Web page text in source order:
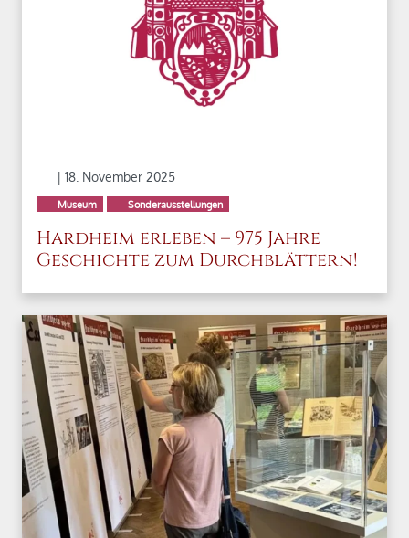
| 18. November 2025
Museum Sonderausstellungen
Hardheim erleben – 975 Jahre
Geschichte zum Durchblättern!